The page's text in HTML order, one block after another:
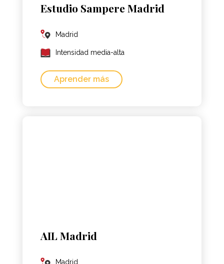
Estudio Sampere Madrid
Madrid
Intensidad media-alta
Aprender más
AIL Madrid
Madrid